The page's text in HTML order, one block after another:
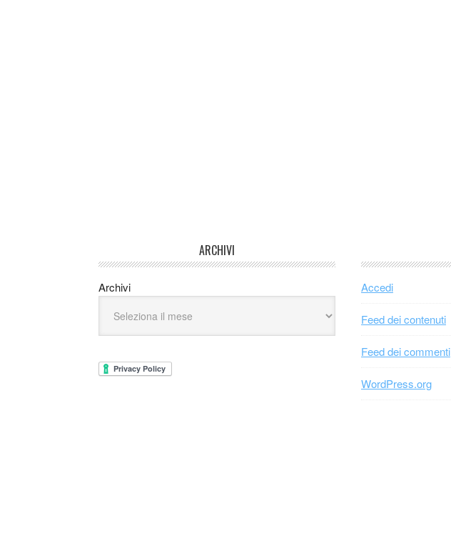
ARCHIVI
Archivi Accedi
Feed dei contenuti
Feed dei commenti
WordPress.org